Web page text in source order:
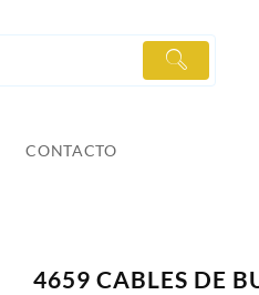
CONTACTO
4659 CABLES DE